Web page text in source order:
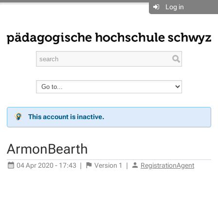
Log in
This account is inactive.
ArmonBearth
04 Apr 2020 - 17:43 | Version 1 | RegistrationAgent